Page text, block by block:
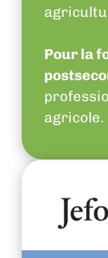
Pour la
agricole.